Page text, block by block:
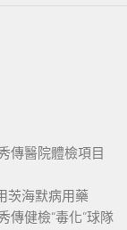
傳醫院體檢項目
茨海默病用藥
傳健檢“毒化”球隊